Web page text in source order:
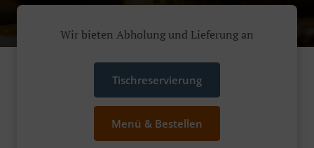
Wir bieten Abholung und Lieferung an
Tischreservierung
Menü & Bestellen